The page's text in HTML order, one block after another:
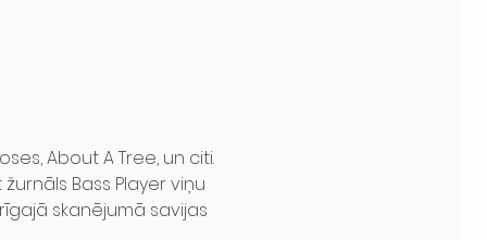
About A Tree, un citi.
Bass Player viņu
skanējumā savijas